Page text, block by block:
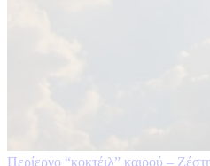
Περίεργο “κοκτέιλ” καιρού –